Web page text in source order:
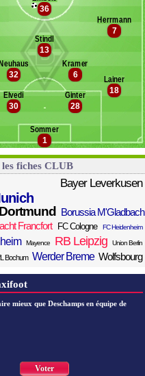
remplaçants B. M'Gladbach
1
Sommer
28
Ginter
30
Elvedi 18
Lainer
6
Kramer
32
Neuhaus
13
Stindl
7
Herrmann
36
fiches CLUB
Bayer Leverkusen
Borussia M'Gladbach
Francfort FC Cologne FC Heidenheim
Mayence RB Leipzig Union Berlin
Bochum Werder Breme Wolfsbourg
mieux que Deschamps en équipe de
Voter